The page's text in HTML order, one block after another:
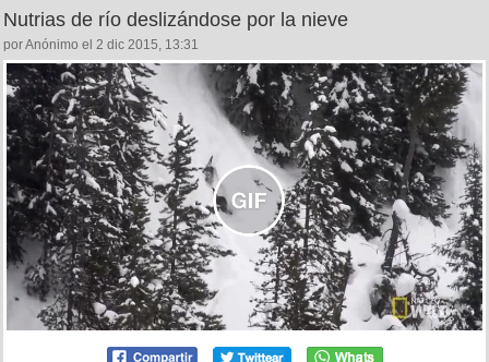
Nutrias de río deslizándose por la nieve
por Anónimo el 2 dic 2015, 13:31